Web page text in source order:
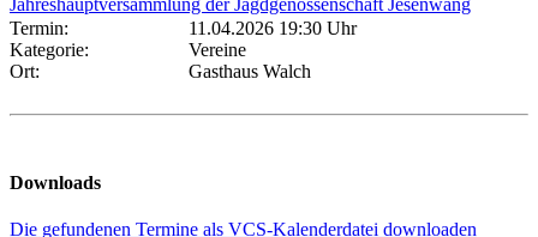
Jahreshauptversammlung der Jagdgenossenschaft Jesenwang
Termin:
11.04.2026 19:30 Uhr
Kategorie:
Vereine
Ort:
Gasthaus Walch
Downloads
Die gefundenen Termine als VCS-Kalenderdatei downloaden